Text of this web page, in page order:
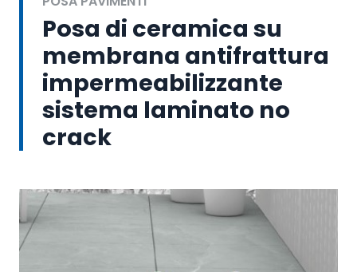
Posa di ceramica su
membrana antifrattura
impermeabilizzante
sistema laminato no
crack